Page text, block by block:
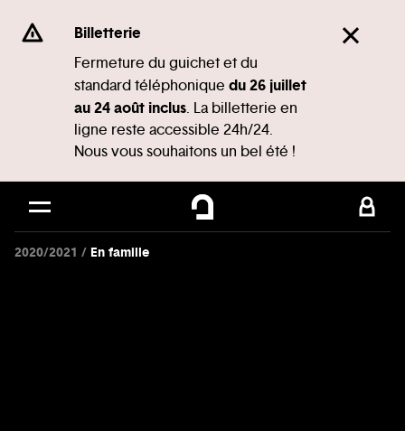
Se rendre au
Contenu principal
Pied de page
Billetterie
Fermeture du guichet et du
standard téléphonique du 26 juillet
au 24 août inclus. La billetterie en
ligne reste accessible 24h/24.
Nous vous souhaitons un bel été !
2020/2021 En famille